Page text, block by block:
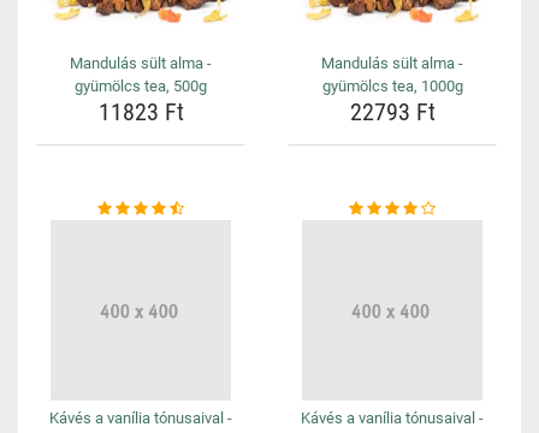
Mandulás sült alma -
gyümölcs tea, 500g
11823 Ft
Mandulás sült alma -
gyümölcs tea, 1000g
22793 Ft
Kávés a vanília tónusaival -
Kávés a vanília tónusaival -